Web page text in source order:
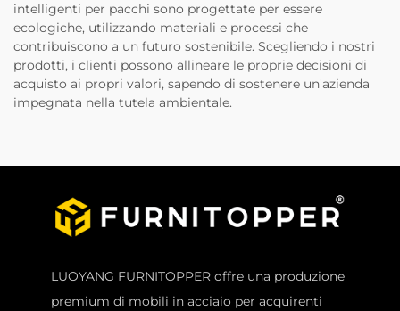
intelligenti per pacchi sono progettate per essere
ecologiche, utilizzando materiali e processi che
contribuiscono a un futuro sostenibile. Scegliendo i nostri
prodotti, i clienti possono allineare le proprie decisioni di
acquisto ai propri valori, sapendo di sostenere un'azienda
impegnata nella tutela ambientale.
LUOYANG FURNITOPPER offre una produzione
premium di mobili in acciaio per acquirenti